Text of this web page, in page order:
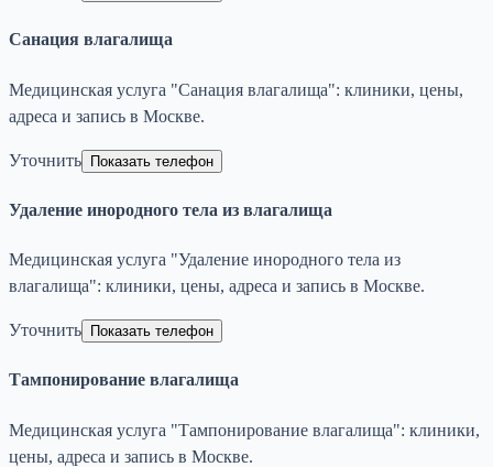
Санация влагалища
Медицинская услуга "Санация влагалища": клиники, цены,
адреса и запись в Москве.
Уточнить Показать телефон
Удаление инородного тела из влагалища
Медицинская услуга "Удаление инородного тела из
влагалища": клиники, цены, адреса и запись в Москве.
Уточнить Показать телефон
Тампонирование влагалища
Медицинская услуга "Тампонирование влагалища": клиники,
цены, адреса и запись в Москве.